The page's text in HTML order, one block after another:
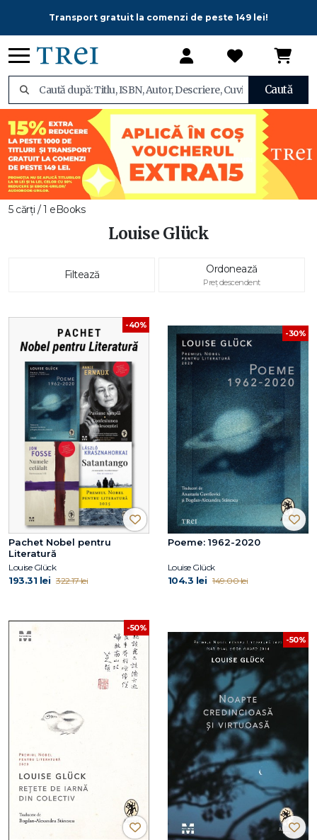
Transport gratuit la comenzi de peste 149 lei!
Caută
5 cărți / 1 eBooks
Louise Glück
Filtează Ordonează
Preț descendent
-40%
Pachet Nobel pentru
Literatură
Louise Glück
193.31 lei 322.17 lei
-30%
Poeme: 1962-2020
Louise Glück
104.3 lei 149.00 lei
-50%
-50%